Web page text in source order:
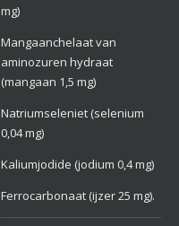
mg)
Mangaanchelaat van
aminozuren hydraat
(mangaan 1,5 mg)
Natriumseleniet (selenium
0,04 mg)
Kaliumjodide (jodium 0,4 mg)
Ferrocarbonaat (ijzer 25 mg).